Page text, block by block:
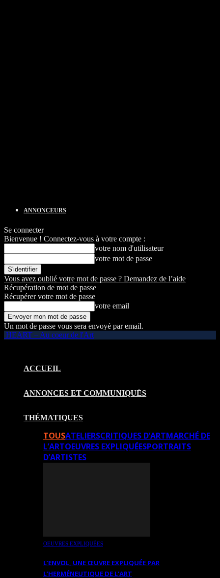
ANNONCEURS
Se connecter
Bienvenue ! Connectez-vous à votre compte :
votre nom d'utilisateur
votre mot de passe
Vous avez oublié votre mot de passe ? Demandez de l’aide
Récupération de mot de passe
Récupérer votre mot de passe
votre email
Un mot de passe vous sera envoyé par email.
HEART – Au coeur de l'Art
ACCUEIL
ANNONCES ET COMMUNIQUÉS
THÉMATIQUES
TOUSATELIERSCRITIQUES D’ARTMARCHÉ DE
L’ARTOEUVRES EXPLIQUÉESPORTRAITS
D’ARTISTES
OEUVRES EXPLIQUÉES
L’ENVOL, UNE ŒUVRE EXPLIQUÉE PAR
L’HERMÉNEUTIQUE DE L’ART